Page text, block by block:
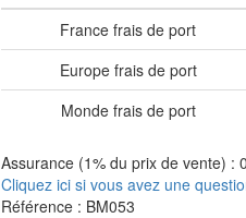
France frais de port
Europe frais de port
Monde frais de port
Assurance (1% du prix de vente) :
Cliquez ici si vous avez une
Référence : BM053